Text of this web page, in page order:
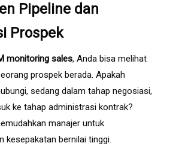
Pipeline dan
Prospek
monitoring sales, Anda bisa melihat
prospek berada. Apakah
sedang dalam tahap negosiasi,
ke tahap administrasi kontrak?
manajer untuk
kesepakatan bernilai tinggi.